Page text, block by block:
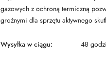
gazowych z ochroną termiczną
groźnymi dla sprzętu aktywnego
Wysyłka w ciągu: 48